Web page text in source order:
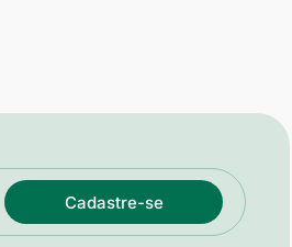
Cadastre-se